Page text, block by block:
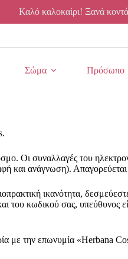
Καλό καλοκαίρι! Ξανά
Σώμα Πρόσωπο
Οι συναλλαγές του
και ανάγνωση).
ικανότητα,
του κωδικού σας,
με την επωνυμία